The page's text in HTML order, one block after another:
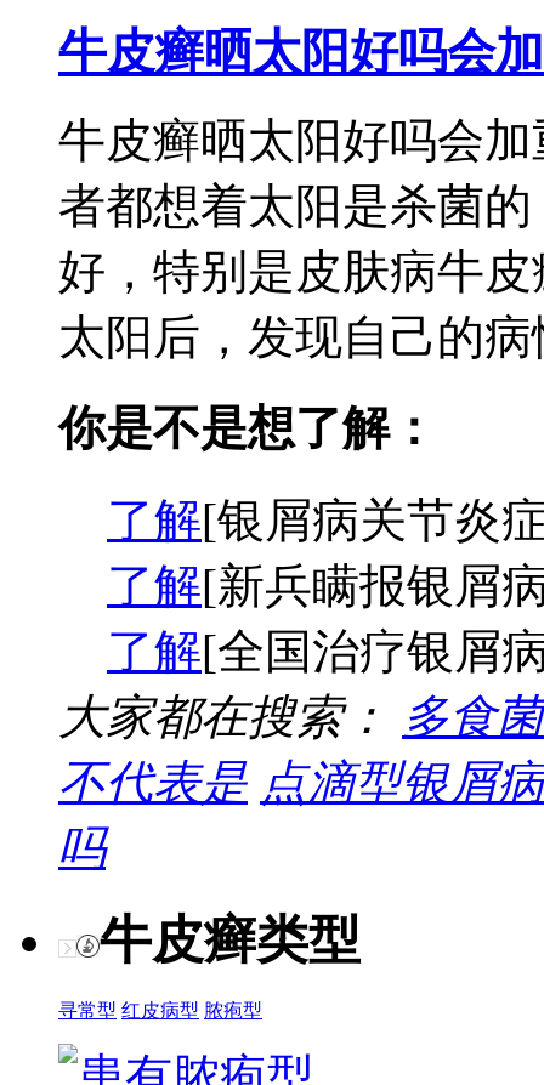
牛皮癣晒太阳好吗会加
牛皮癣晒太阳好吗会
者都想着太阳是杀菌
好，特别是皮肤病牛
太阳后，发现自己的
你是不是想了解：
了解[银屑病关节炎
了解[新兵瞒报银屑
了解[全国治疗银屑
大家都在搜索：
多食
不代表是 点滴型银屑
吗
牛皮癣类型
寻常型 红皮病型 脓疱型